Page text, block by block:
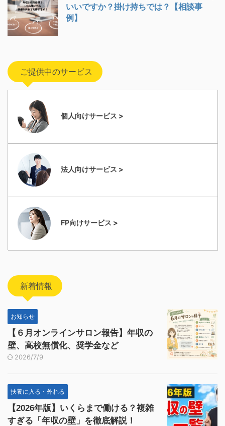
いいですか？掛け持ちでは？【相談事
例】
ご提供中のサービス
個人向けサービス >
法人向けサービス >
FP向けサービス >
新着情報
お知らせ
【６月オンラインサロン報告】年収の
壁、高校無償化、奨学金など
2026/7/9
扶養に入る・外れる
【2026年版】いくらまで働ける？複雑
すぎる「年収の壁」を徹底解説！